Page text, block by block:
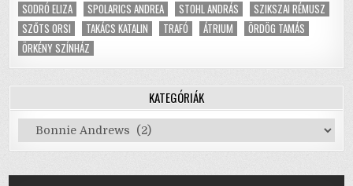
SODRÓ ELIZA
SPOLARICS ANDREA STOHL ANDRÁS
SZIKSZAI RÉMUSZ
SZŐTS ORSI
TAKÁCS KATALIN TRAFÓ ÁTRIUM
ÖRDÖG TAMÁS
ÖRKÉNY SZÍNHÁZ
KATEGÓRIÁK
Kategóriák